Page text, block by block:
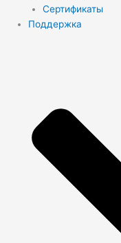
Сертификаты
Поддержка